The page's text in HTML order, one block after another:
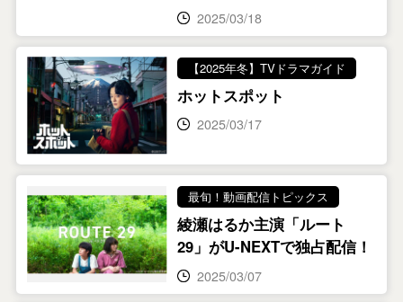
2025/03/18
【2025年冬】TVドラマガイド
ホットスポット
2025/03/17
最旬！動画配信トピックス
綾瀬はるか主演「ルート
29」がU-NEXTで独占配信！
2025/03/07